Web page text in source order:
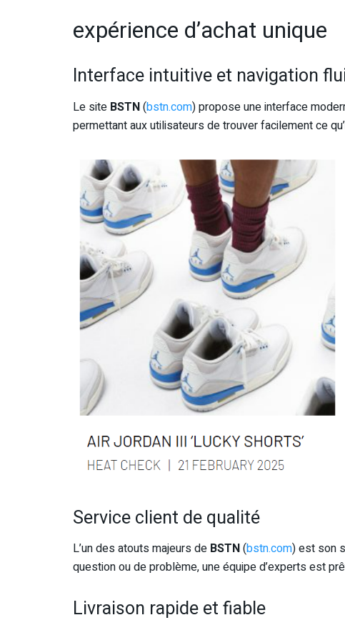
expérience d’achat unique
Interface intuitive et navigation
Le site BSTN(bstn.com) propose une interface
permettant aux utilisateurs de trouver facilement ce
Service client de qualité
L’un des atouts majeurs de BSTN(bstn.com) est son
question ou de problème, une équipe d’experts est
Livraison rapide et fiable